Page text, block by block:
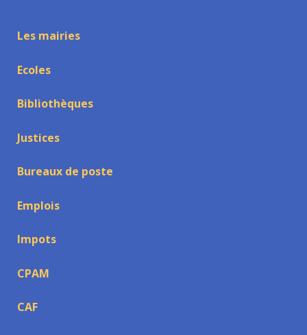
Les mairies
Ecoles
Bibliothèques
Justices
Bureaux de poste
Emplois
Impots
CPAM
CAF